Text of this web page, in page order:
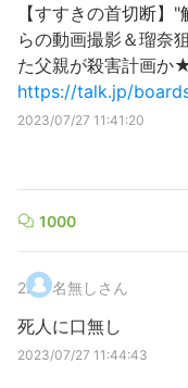
【すすきの首切断】
らの動画撮影＆瑠奈
た父親が殺害計画か
https://talk.jp/
2023/07/27 11:41:20
1000
2. 名無しさん
死人に口無し
2023/07/27 11:44:43